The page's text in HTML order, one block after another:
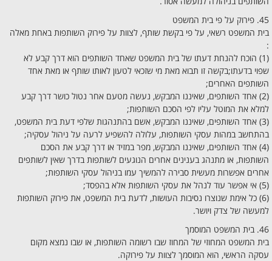
45. פירוק על פי בית המשפט
בית המשפט רשאי, על פי בקשת שותף, לצוות על פירוק השותפות באחת מאלה
:
(1) הוכח להנחת דעתו של בית המשפט שאחד השותפים הוא דרך קבע לא
שפוי בדעתו;בקשה זו תבוא מאת מי שזכאי לטעון לאותו שותף או מאת אחד
השותפים האחרים;
(2) אחד השותפים, שאיננו המבקש, נעשה מטעם אחר נטול כושר דרך קבע
למלא את המוטל עליו לפי הסכם השותפות;
(3) אחד השותפים, שאיננו המבקש, אשם בהתנהגות שלפי דעת בית המשפט,
בהתחשב במהות עסקי השותפות, עלולה להשפיע לרעה על ניהול עסקיה;
(4) אחד השותפים, שאיננו המבקש, מפר במזיד או דרך קבע את הסכם
השותפות, או מתנהג בענינים אחרים הנוגעים לשותפות בדרך שאין לשותפים
אחרים אפשרות מעשית סבירה להמשיך עמו בניהול עסקי השותפות;
(5) אי אפשר עוד לנהל את עסקי השותפות אלא בהפסד;
(6) כל אימת שנוצרו נסיבות העושות, לדעת בית המשפט, את פירוק השותפות
למעשה של צדק ויושר.
46. בית המשפט המוסמך
בית המשפט המחוזי של המחוז שבו רשומה השותפות, או שבו נמצא מקום
עסקה הראשי, הוא המוסמך לצוות על פירוקה.